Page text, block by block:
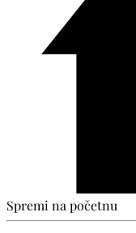
Spremi na početnu